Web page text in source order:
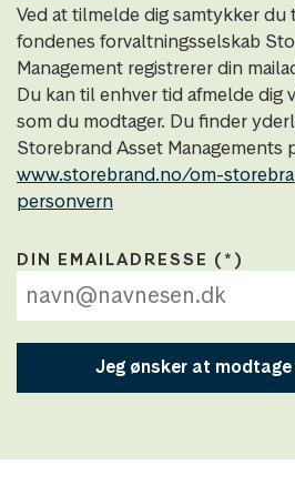
Ved at tilmelde dig samtykker du
fondenes forvaltningsselskab
Management registrerer din
Du kan til enhver tid afmelde dig
som du modtager. Du finder
Storebrand Asset Managements
www.storebrand.no/om-
personvern
DIN EMAILADRESSE
Jeg ønsker at